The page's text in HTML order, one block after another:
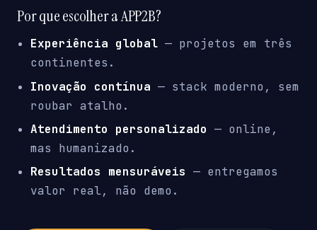
Por que escolher a APP2B?
Experiência global — projetos em três
continentes.
Inovação contínua — stack moderno, sem
roubar atalho.
Atendimento personalizado — online,
mas humanizado.
Resultados mensuráveis — entregamos
valor real, não demo.